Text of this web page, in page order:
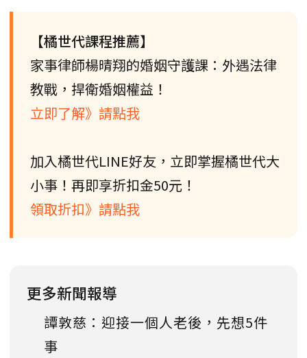
【橘世代課程推薦】
家事律師楊晴翔的婚姻守護課：外遇法律
教戰，捍衛婚姻權益！
立即了解》請點我
加入橘世代LINE好友，立即掌握橘世代大
小事！再即享折扣金50元！
領取折扣》請點我
更多新聞報導
譚敦慈：迎接一個人老後，先想5件
事